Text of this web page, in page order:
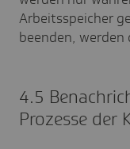
Arbeitsspeicher
beenden, werden
4.5
Prozesse der